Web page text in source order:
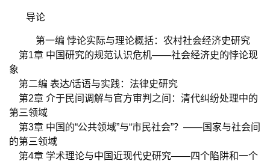
导论
第一编 悖论实际与理论概括：农村社会经济史研究
第1章 中国研究的规范认识危机——社会经济史的悖论现
象
第二编 表达/话语与实践：法律史研究
第2章 介于民间调解与官方审判之间：清代纠纷处理中的
第三领域
第3章 中国的“公共领域”与“市民社会”？ ——国家与社会间
的第三领域
第4章 学术理论与中国近现代史研究——四个陷阱和一个